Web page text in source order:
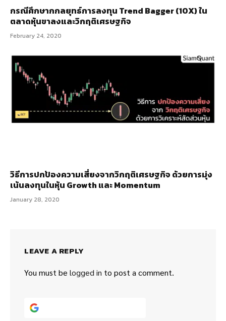
กรณีศึกษากกลยุทธ์การลงทุน Trend Bagger (10X) ใน
ตลาดหุ้นขาลงและวิกฤติเศรษฐกิจ
February 24, 2020
วิธีการปกป้องความเสี่ยงจากวิกฤติเศรษฐกิจ ด้วยการมุ่ง
เน้นลงทุนในหุ้น Growth และ Momentum
January 28, 2020
LEAVE A REPLY
You must be logged in to post a comment.